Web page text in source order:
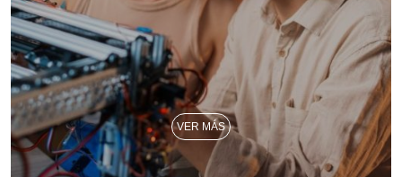
VER MÁS